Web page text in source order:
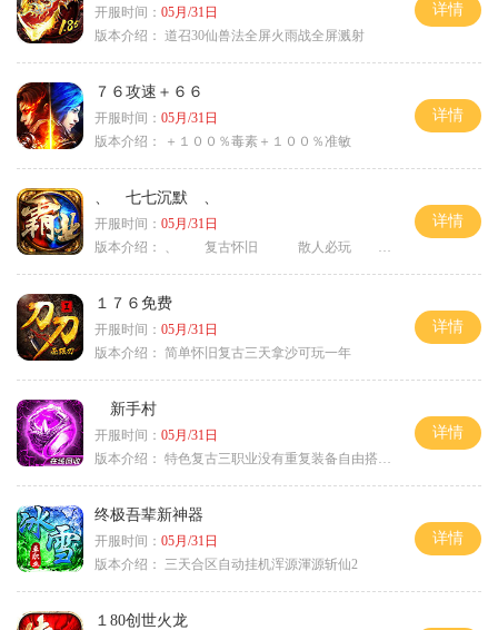
开服时间： 05月/31日
版本介绍： 道召30仙兽法全屏火雨战全屏溅射
详情
７６攻速＋６６
开服时间： 05月/31日
版本介绍：
＋１００％毒素＋１００％准敏
详情
、 七七沉默 、
开服时间： 05月/31日
版本介绍：
、 复古怀旧 散人必玩 、
详情
１７６免费
开服时间： 05月/31日
版本介绍： 简单怀旧复古三天拿沙可玩一年
详情
新手村
开服时间： 05月/31日
版本介绍： 特色复古三职业没有重复装备自由搭配私
详情
终极吾辈新神器
开服时间： 05月/31日
版本介绍：
三天合区自动挂机浑源渾源斩仙2
详情
１80创世火龙